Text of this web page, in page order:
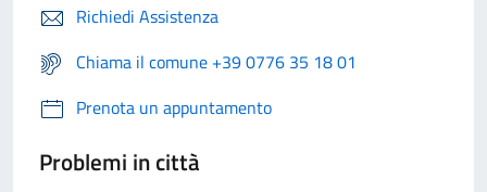
Richiedi Assistenza
Chiama il comune +39 0776 35 18 01
Prenota un appuntamento
Problemi in città